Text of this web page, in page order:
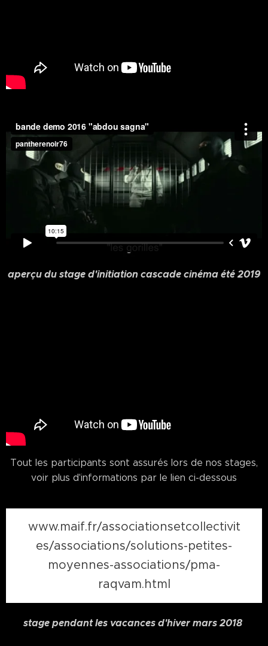
aperçu du stage d'initiation cascade cinéma été 2019
Tout les participants sont assurés lors de nos stages,
voir plus d'informations par le lien ci-dessous
www.maif.fr/associationsetcollectivit
es/associations/solutions-petites-
moyennes-associations/pma-
raqvam.html
stage pendant les vacances d'hiver mars 2018